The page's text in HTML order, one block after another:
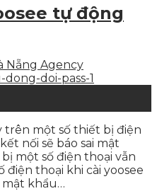
tự động
Nẵng Agency
trên một số thiết bị điện
nối sẽ báo sai mật
một số điện thoại vẫn
điện thoại khi cài yoosee
mật khẩu…